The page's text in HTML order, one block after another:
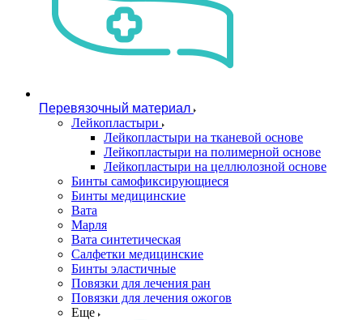
Перевязочный материал
Лейкопластыри
Лейкопластыри на тканевой основе
Лейкопластыри на полимерной основе
Лейкопластыри на целлюлозной основе
Бинты самофиксирующиеся
Бинты медицинские
Вата
Марля
Вата синтетическая
Салфетки медицинские
Бинты эластичные
Повязки для лечения ран
Повязки для лечения ожогов
Еще